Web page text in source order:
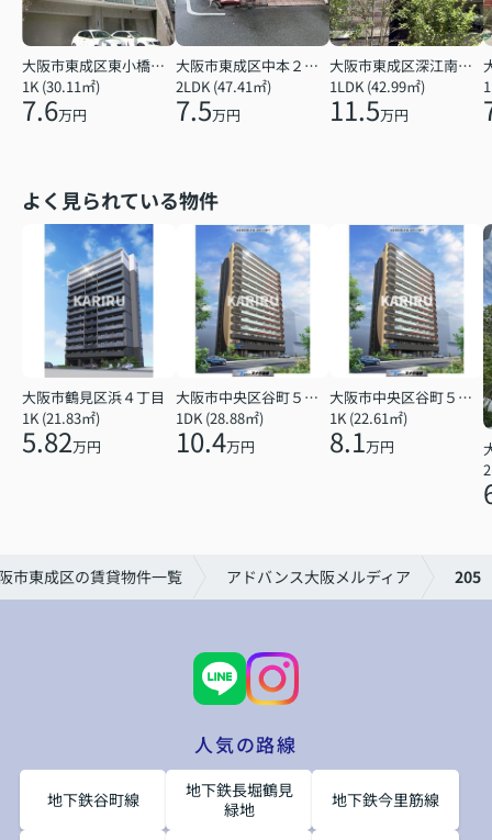
大阪市東成区東小橋１丁目
1K (30.11㎡)
7.6万円
大阪市東成区中本２丁目
2LDK (47.41㎡)
7.5万円
大阪市東成区深江南１丁目
1LDK (42.99㎡)
11.5万円
よく見られている物件
大阪市鶴見区浜４丁目
1K (21.83㎡)
5.82万円
大阪市中央区谷町５丁目
1DK (28.88㎡)
10.4万円
大阪市中央区谷町５丁目
1K (22.61㎡)
8.1万円
市東成区の賃貸物件一覧 アドバンス大阪メルディア 205
人気の路線
地下鉄谷町線
地下鉄長堀鶴見
緑地
地下鉄今里筋線